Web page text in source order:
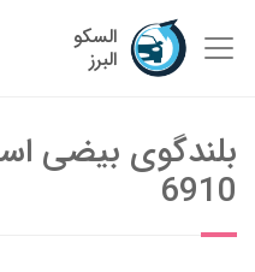
السکو
البرز
6910